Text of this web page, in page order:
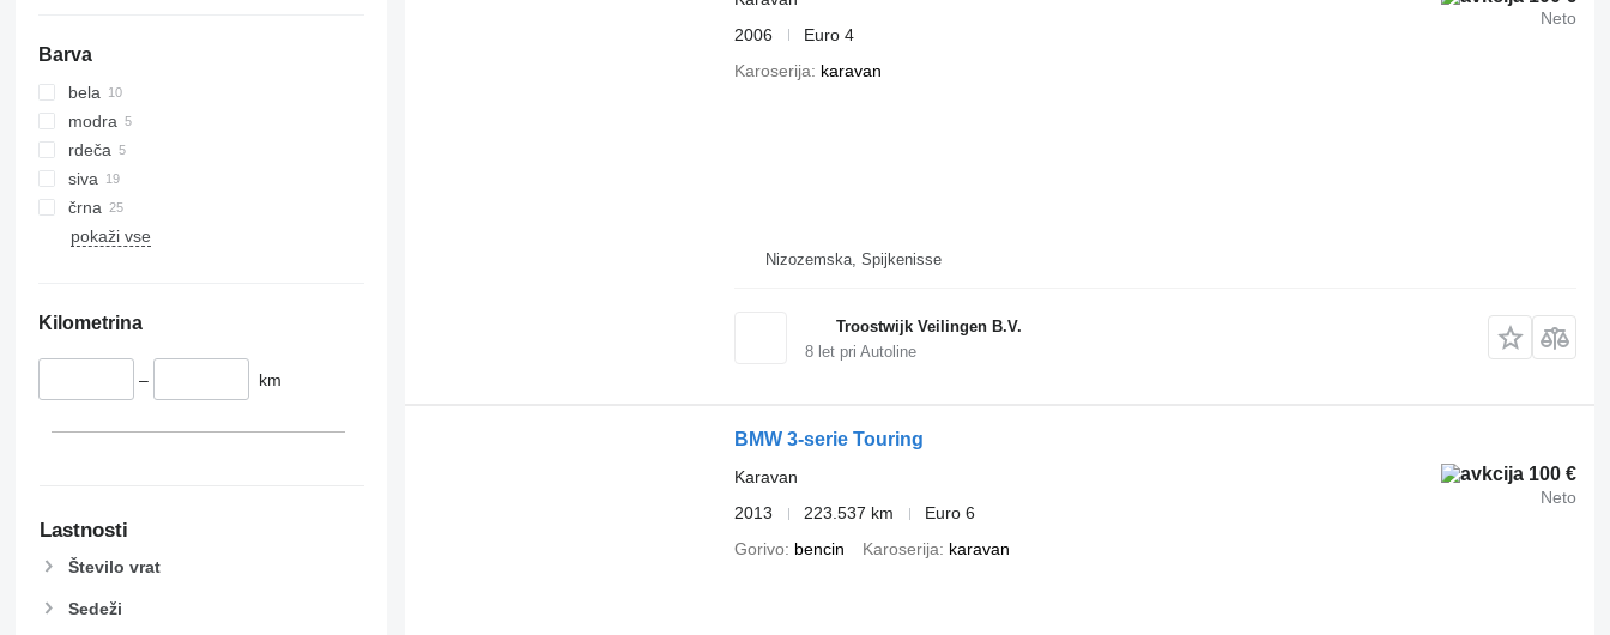
Barva
bela
modra
rdeča
siva
črna
pokaži vse
Kilometrina
– km
Lastnosti
Število vrat
Sedeži
Neto
2006
Euro 4
Karoserija
karavan
Nizozemska, Spijkenisse
Troostwijk Veilingen B.V.
8let pri Autoline
BMW 3-serie Touring
100 €
Neto
Karavan
2013
223.537 km
Euro 6
Gorivo
bencin Karoserija karavan